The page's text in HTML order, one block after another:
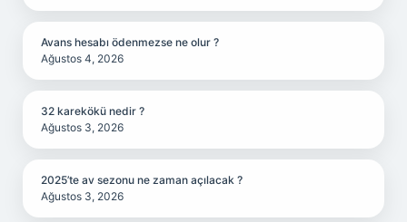
Avans hesabı ödenmezse ne olur ?
Ağustos 4, 2026
32 karekökü nedir ?
Ağustos 3, 2026
2025’te av sezonu ne zaman açılacak ?
Ağustos 3, 2026